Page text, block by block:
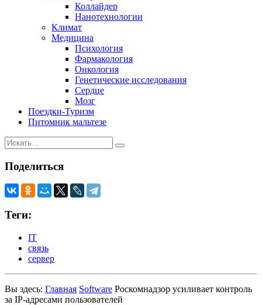
Коллайдер
Нанотехнологии
Климат
Медицина
Психология
Фармакология
Онкология
Генетические исследования
Сердце
Мозг
Поездки-Туризм
Питомник мальтезе
Поделиться
Теги:
IT
связь
сервер
Вы здесь: Главная Software Роскомнадзор усиливает контроль
за IP-адресами пользователей